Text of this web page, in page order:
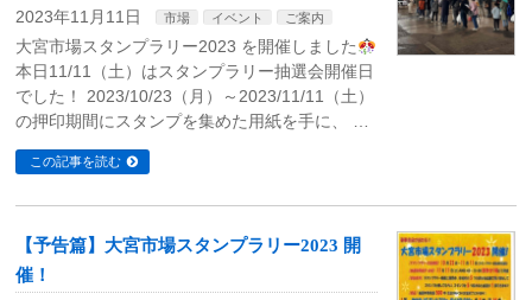
2023年11月11日
市場 イベント ご案内
大宮市場スタンプラリー2023 を開催しました
本日11/11（土）はスタンプラリー抽選会開催日
でした！ 2023/10/23（月）～2023/11/11（土）
の押印期間にスタンプを集めた用紙を手に、 …
この記事を読む
【予告篇】大宮市場スタンプラリー2023 開
催！